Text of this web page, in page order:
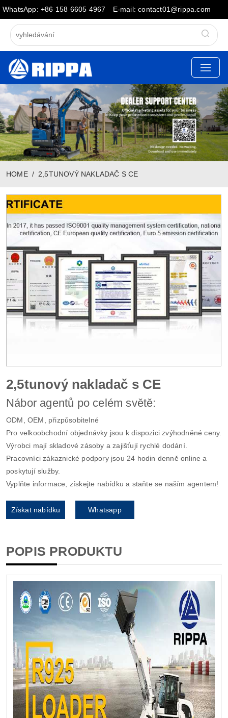
WhatsApp: +86 158 6605 4967 E-mail: contact01@rippa.com
HOME 2,5TUNOVÝ NAKLADAČ S CE
2,5tunový nakladač s CE
Nábor agentů po celém světě:
ODM, OEM, přizpůsobitelné
Pro velkoobchodní objednávky jsou k dispozici zvýhodněné ceny.
Výrobci mají skladové zásoby a zajišťují rychlé dodání.
Pracovníci zákaznické podpory jsou 24 hodin denně online a
poskytují služby.
Vyplňte informace, získejte nabídku a staňte se naším agentem!
Získat nabídku Whatsapp
POPIS PRODUKTU